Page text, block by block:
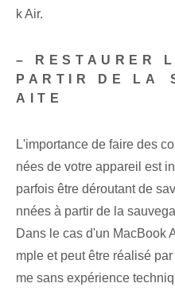
k Air.
– RESTAURER
PARTIR DE LA
AITE
L'importance de faire des
nées de votre appareil est
parfois être déroutant de
nnées à partir de la
Dans le cas d'un MacBook
mple et peut être réalisé
me sans expérience